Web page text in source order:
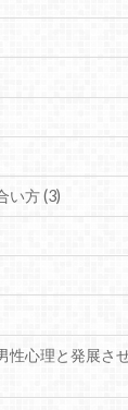
い方 (3)
性心理と発展さ